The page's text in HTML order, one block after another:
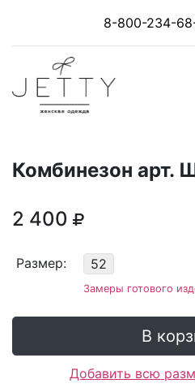
8-800-234-
Комбинезон арт.
2 400
Размер: 52
Замеры готового
В
Добавить всю